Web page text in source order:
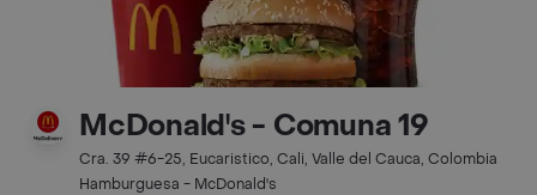
McDonald's - Comuna 19
Cra. 39 #6-25, Eucaristico, Cali, Valle del Cauca, Colombia
Hamburguesa - McDonald's